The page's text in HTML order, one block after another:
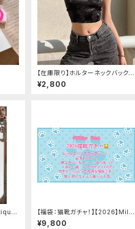
【在庫限り】ホルターネックバックリ
ボンチャイナシャツ
¥2,800
【福袋：猫靴ガチャ！】【2026】Milk
y Rag 福袋
¥9,800